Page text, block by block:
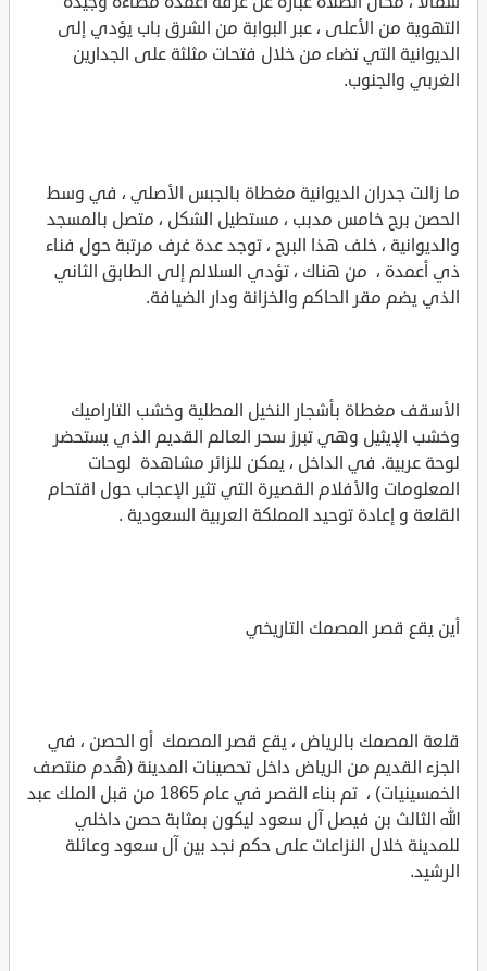
التهوية من الأعلى ، عبر البوابة من الشرق باب يؤدي إلى
الديوانية التي تضاء من خلال فتحات مثلثة على الجدارين
الغربي والجنوب.
ما زالت جدران الديوانية مغطاة بالجبس الأصلي ، في وسط
الحصن برج خامس مدبب ، مستطيل الشكل ، متصل بالمسجد
والديوانية ، خلف هذا البرج ، توجد عدة غرف مرتبة حول فناء
ذي أعمدة ، من هناك ، تؤدي السلالم إلى الطابق الثاني
الذي يضم مقر الحاكم والخزانة ودار الضيافة.
الأسقف مغطاة بأشجار النخيل المطلية وخشب التاراميك
وخشب الإيثيل وهي تبرز سحر العالم القديم الذي يستحضر
لوحة عربية. في الداخل ، يمكن للزائر مشاهدة لوحات
المعلومات والأفلام القصيرة التي تثير الإعجاب حول اقتحام
القلعة و إعادة توحيد المملكة العربية السعودية .
أين يقع قصر المصمك التاريخي
قلعة المصمك بالرياض ، يقع قصر المصمك أو الحصن ، في
الجزء القديم من الرياض داخل تحصينات المدينة (هُدم منتصف
الخمسينيات) ، تم بناء القصر في عام 1865 من قبل الملك عبد
الله الثالث بن فيصل آل سعود ليكون بمثابة حصن داخلي
للمدينة خلال النزاعات على حكم نجد بين آل سعود وعائلة
الرشيد.